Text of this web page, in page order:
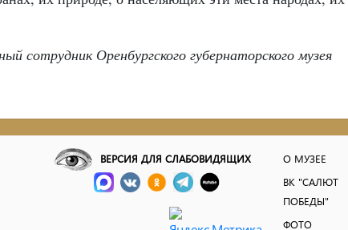
Оренбургского губернаторского музея
ВЕРСИЯ ДЛЯ СЛАБОВИДЯЩИХ
О МУЗЕЕ
ВК "САЛЮТ
ПОБЕДЫ"
ФОТО